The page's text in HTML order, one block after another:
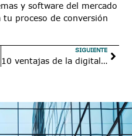
y software del mercado
proceso de conversión
SIGUIENTE
10 ventajas de la digitalización certificada